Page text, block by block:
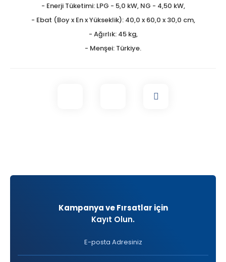
- Enerji Tüketimi: LPG - 5,0 kW, NG - 4,50 kW,
- Ebat (Boy x En x Yükseklik): 40,0 x 60,0 x 30,0 cm,
- Ağırlık: 45 kg,
- Menşei: Türkiye.
Kampanya ve Fırsatlar için
Kayıt Olun.